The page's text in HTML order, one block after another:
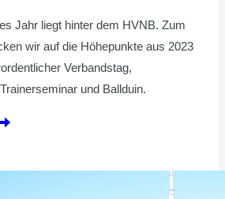
Jahr liegt hinter dem HVNB. Zum
wir auf die Höhepunkte aus 2023
Verbandstag,
und Ballduin.